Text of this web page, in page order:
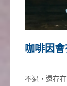
咖啡因
不過，還存